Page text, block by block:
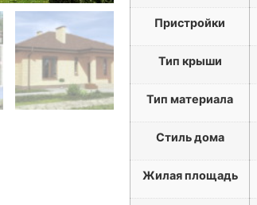
Пристройки
Тип крыши
Тип материала
Стиль дома
Жилая площадь